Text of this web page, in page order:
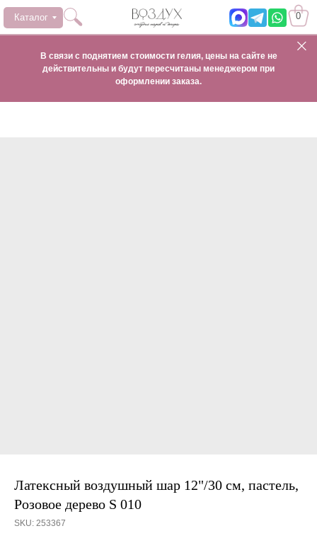
0
Каталог
В связи с поднятием стоимости гелия, цены на сайте не
действительны и будут пересчитаны менеджером при
оформлении заказа.
Латексный воздушный шар 12"/30 см, пастель,
Розовое дерево S 010
SKU: 253367